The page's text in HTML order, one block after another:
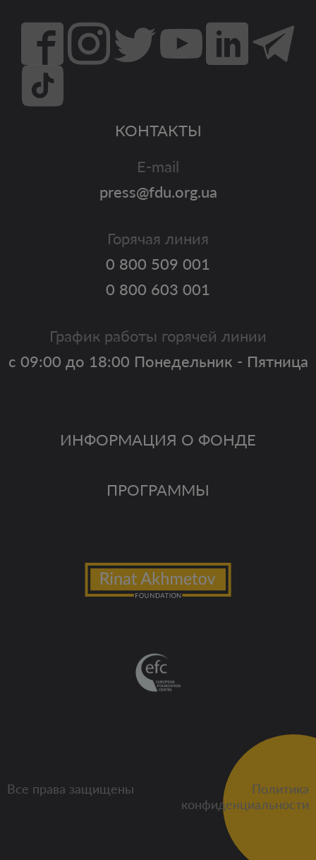
ИНФОРМАЦИЯ О ФОНДЕ
ПРОГРАММЫ
КОНТАКТЫ
E-mail
press@fdu.org.ua
Горячая линия
0 800 509 001
0 800 603 001
График работы горячей линии
с 09:00 до 18:00 Понедельник - Пятница
Все права защищены
Политика
конфиденциальности